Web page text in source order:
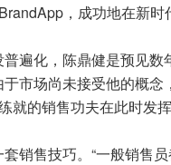
，成功地在新时
遍化，陈鼎健是预见
市场尚未接受他的概
就的销售功夫在此时发挥
销售技巧。“一般销售